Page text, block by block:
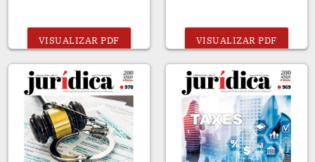
VISUALIZAR PDF VISUALIZAR PDF